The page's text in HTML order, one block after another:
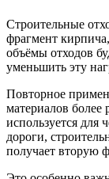
Строительные
фрагмент
объёмы отходов
уменьшить эту
Повторное
материалов более
используется для
дороги,
получает вторую